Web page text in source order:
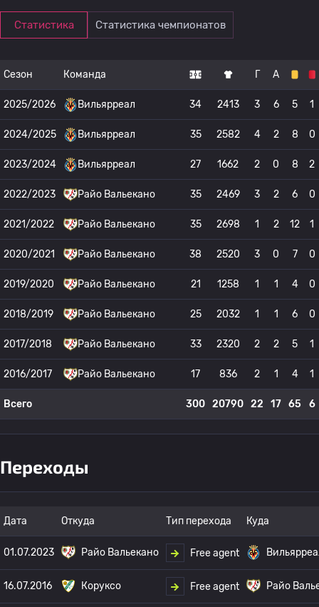
Статистика Статистика чемпионатов
Сезон Команда Г А
2025/2026 Вильярреал 34 2413 3 6 5 1
2024/2025 Вильярреал 35 2582 4 2 8 0
2023/2024 Вильярреал 27 1662 2 0 8 2
2022/2023 Райо Вальекано 35 2469 3 2 6 0
2021/2022 Райо Вальекано 35 2698 1 2 12 1
2020/2021 Райо Вальекано 38 2520 3 0 7 0
2019/2020 Райо Вальекано 21 1258 1 1 4 0
2018/2019 Райо Вальекано 25 2032 1 1 6 0
2017/2018 Райо Вальекано 33 2320 2 2 5 1
2016/2017 Райо Вальекано 17 836 2 1 4 1
Всего 300 20790 22 17 65 6
Переходы
Дата Откуда Тип перехода Куда
01.07.2023 Райо Вальекано Free agent
16.07.2016 Коруксо Free agent Райо